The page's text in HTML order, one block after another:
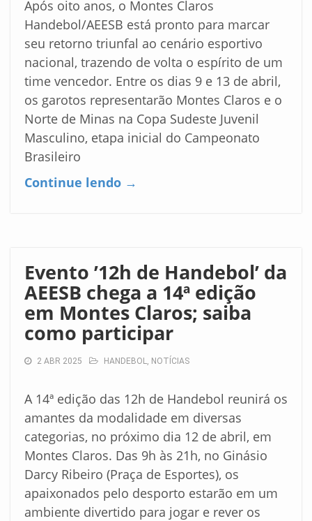
Após oito anos, o Montes Claros
Handebol/AEESB está pronto para marcar
seu retorno triunfal ao cenário esportivo
nacional, trazendo de volta o espírito de um
time vencedor. Entre os dias 9 e 13 de abril,
os garotos representarão Montes Claros e o
Norte de Minas na Copa Sudeste Juvenil
Masculino, etapa inicial do Campeonato
Brasileiro
Continue lendo →
Evento ’12h de Handebol’ da
AEESB chega a 14ª edição
em Montes Claros; saiba
como participar
2 ABR 2025 HANDEBOL, NOTÍCIAS
A 14ª edição das 12h de Handebol reunirá os
amantes da modalidade em diversas
categorias, no próximo dia 12 de abril, em
Montes Claros. Das 9h às 21h, no Ginásio
Darcy Ribeiro (Praça de Esportes), os
apaixonados pelo desporto estarão em um
ambiente divertido para jogar e rever os